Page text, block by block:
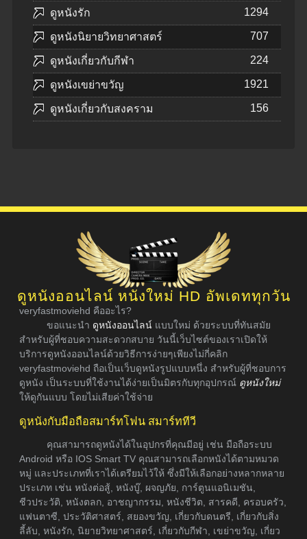
ดูหนังรัก 1294
ดูหนังนิยายวิทยาศาสตร์ 707
ดูหนังเกี่ยวกับกีฬา 224
ดูหนังเขย่าขวัญ 1921
ดูหนังเกี่ยวกับสงคราม 156
ดูหนังออนไลน์ หนังใหม่ HD อัพเดททุกวัน
veryfastmoviehd คืออะไร?
ขอแนะนำ ดูหนังออนไลน์ แบบใหม่ ด้วยระบบที่ทันสมัย
สำหรับผู้ที่ชอบความสะดวกสบาย วันนี้เว็บไซต์ของเราเปิดให้
บริการดูหนังออนไลน์ด้วยวิธีการง่ายๆเพียงไม่กี่คลิก
veryfastmoviehd ถือเป็นเว็บดูหนังรูปแบบหนึ่ง สำหรับผู้ที่ชอบการ
ดูหนัง เป็นระบบที่ใช้งานได้ง่ายเป็นมิตรกับทุกอุปกรณ์ ดูหนังใหม่
ให้ดูกันแบบ โดยไม่เสียค่าใช้จ่าย
ดูหนังกับมือถือสมาร์ทโฟน สมาร์ททีวี
คุณสามารถดูหนังได้ในอุปกรที่คุณมีอยู่ เช่น มือถือระบบ
Android หรือ IOS Smart TV คุณสามารถเลือกหนังได้ตามหมวด
หมู่ และประเภทที่เราได้เตรียมไว้ให้ ซึ่งมีให้เลือกอย่างหลากหลาย
ประเภท เช่น หนังต่อสู้, หนังบู๊, ผจญภัย, การ์ตูนแอนิเมชัน,
ชีวประวัติ, หนังตลก, อาชญากรรม, หนังชีวิต, สารคดี, ครอบครัว,
แฟนตาซี, ประวัติศาสตร์, สยองขวัญ, เกี่ยวกับดนตรี, เกี่ยวกับสิ่ง
ลี้ลับ, หนังรัก, นิยายวิทยาศาสตร์, เกี่ยวกับกีฬา, เขย่าขวัญ, เกี่ยว